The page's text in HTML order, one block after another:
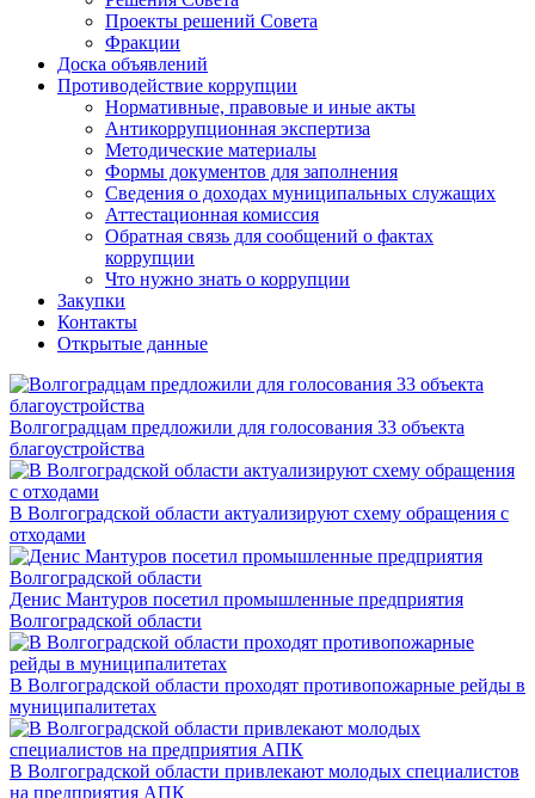
Проекты решений Совета
Фракции
Доска объявлений
Противодействие коррупции
Нормативные, правовые и иные акты
Антикоррупционная экспертиза
Методические материалы
Формы документов для заполнения
Сведения о доходах муниципальных служащих
Аттестационная комиссия
Обратная связь для сообщений о фактах
коррупции
Что нужно знать о коррупции
Закупки
Контакты
Открытые данные
Волгоградцам предложили для голосования 33 объекта
благоустройства
В Волгоградской области актуализируют схему обращения с
отходами
Денис Мантуров посетил промышленные предприятия
Волгоградской области
В Волгоградской области проходят противопожарные рейды в
муниципалитетах
В Волгоградской области привлекают молодых специалистов
на предприятия АПК